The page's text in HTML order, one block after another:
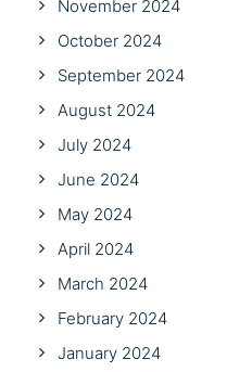
November 2024
October 2024
September 2024
August 2024
July 2024
June 2024
May 2024
April 2024
March 2024
February 2024
January 2024